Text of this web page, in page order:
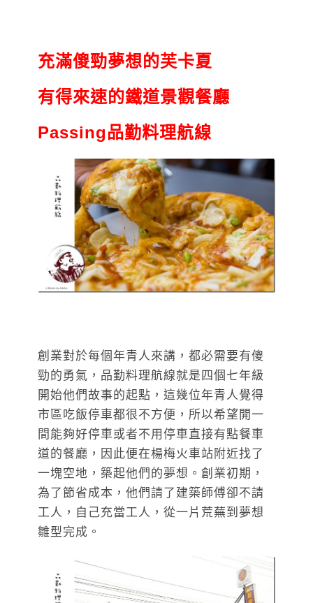
充滿傻勁夢想的芙卡夏
有得來速的鐵道景觀餐廳
Passing品勤料理航線
創業對於每個年青人來講，都必需要有傻
勁的勇氣，品勤料理航線就是四個七年級
開始他們故事的起點，這幾位年青人覺得
市區吃飯停車都很不方便，所以希望開一
間能夠好停車或者不用停車直接有點餐車
道的餐廳，因此便在楊梅火車站附近找了
一塊空地，築起他們的夢想。創業初期，
為了節省成本，他們請了建築師傅卻不請
工人，自己充當工人，從一片荒蕪到夢想
雛型完成。